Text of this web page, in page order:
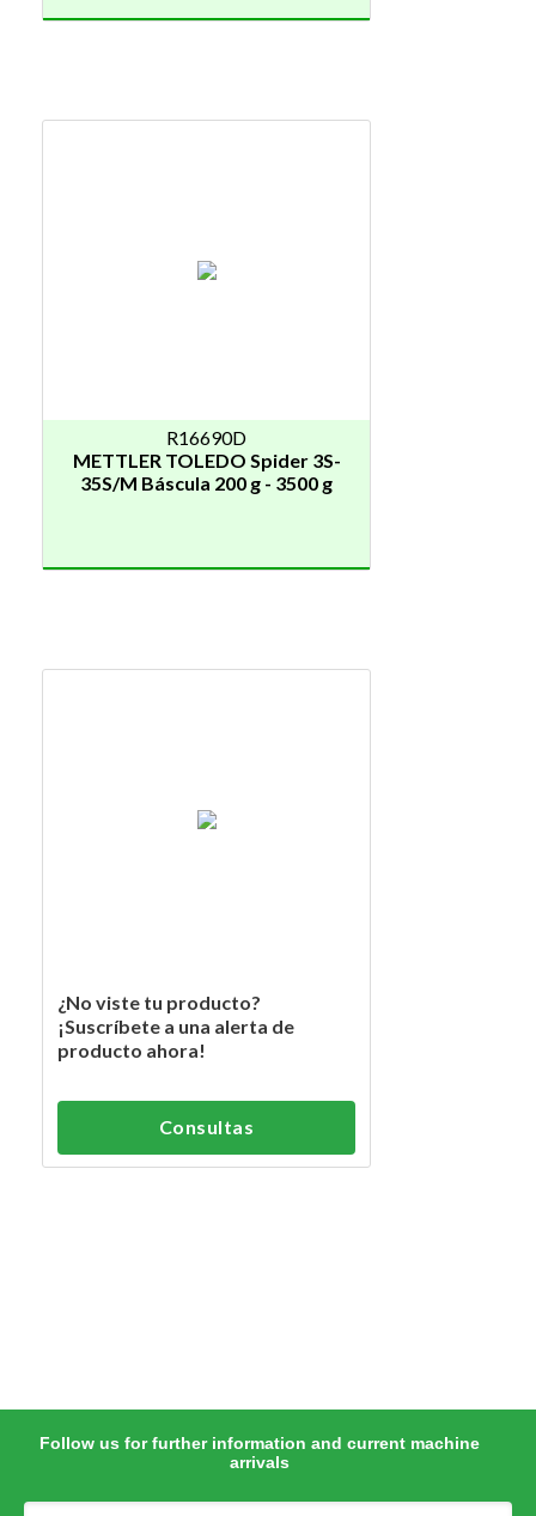
R16690D
METTLER TOLEDO Spider 3S-
35S/M Báscula 200 g - 3500 g
¿No viste tu producto?
¡Suscríbete a una alerta de
producto ahora!
Consultas
Follow us for further information and current machine
arrivals